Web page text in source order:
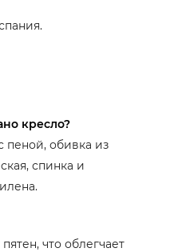
кресло?
пеной, обивка из
спинка и
что облегчает